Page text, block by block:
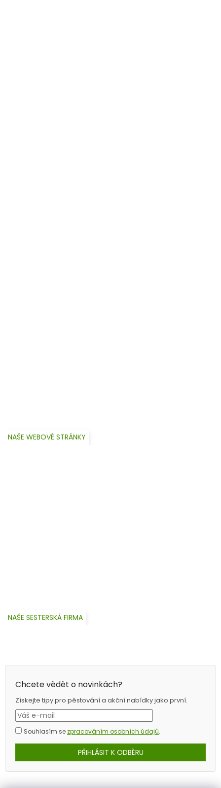
NAŠE WEBOVÉ STRÁNKY
NAŠE SESTERSKÁ FIRMA
Chcete vědět o novinkách?
Získejte tipy pro pěstování a akční nabídky jako první.
Souhlasím se zpracováním osobních údajů.
PŘIHLÁSIT K ODBĚRU